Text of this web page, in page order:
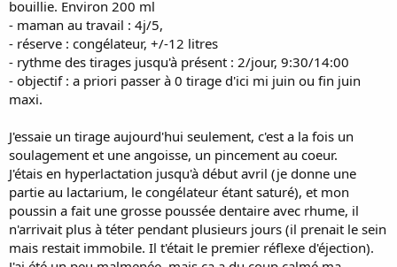
bouillie. Environ 200 ml
- maman au travail : 4j/5,
- réserve : congélateur, +/-12 litres
- rythme des tirages jusqu'à présent : 2/jour, 9:30/14:00
- objectif : a priori passer à 0 tirage d'ici mi juin ou fin juin
maxi.
J'essaie un tirage aujourd'hui seulement, c'est a la fois un
soulagement et une angoisse, un pincement au coeur.
J'étais en hyperlactation jusqu'à début avril (je donne une
partie au lactarium, le congélateur étant saturé), et mon
poussin a fait une grosse poussée dentaire avec rhume, il
n'arrivait plus à téter pendant plusieurs jours (il prenait le sein
mais restait immobile. Il t'était le premier réflexe d'éjection).